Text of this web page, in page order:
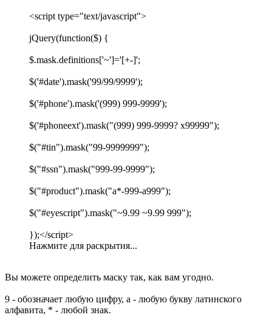
<script type="text/javascript">
jQuery(function($) {
$.mask.definitions['~']='[+-]';
$('#date').mask('99/99/9999');
$('#phone').mask('(999) 999-9999');
$('#phoneext').mask("(999) 999-9999? x99999");
$("#tin").mask("99-9999999");
$("#ssn").mask("999-99-9999");
$("#product").mask("a*-999-a999");
$("#eyescript").mask("~9.99 ~9.99 999");
});</script>
Нажмите для раскрытия...
Вы можете определить маску так, как вам угодно.
9 - обозначает любую цифру, а - любую букву латинского
алфавита, * - любой знак.